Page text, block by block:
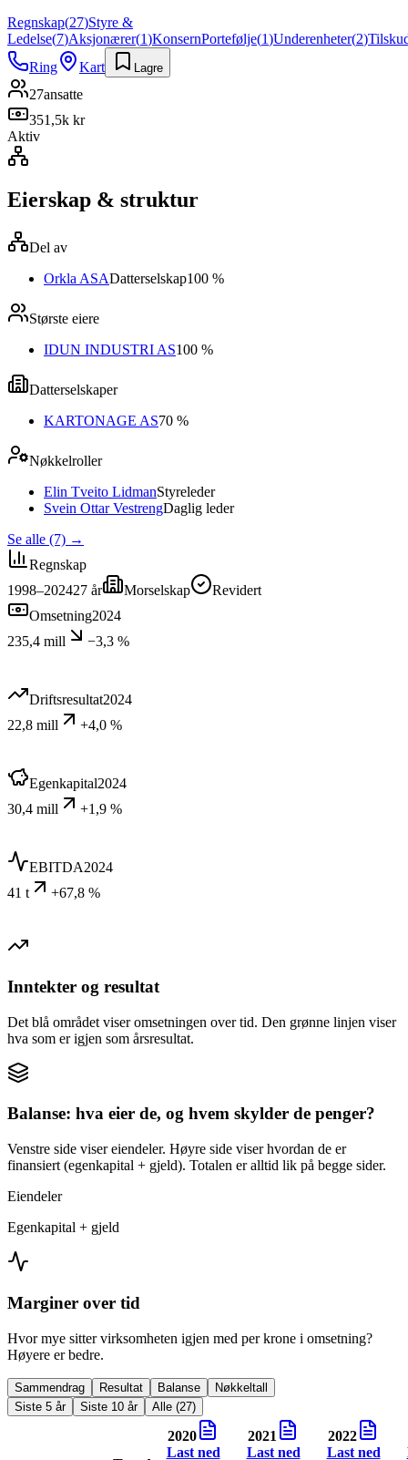
Regnskap(27)Styre &
Ledelse(7)Aksjonærer(1)KonsernPortefølje(1)Underenheter(2)
Ring
Kart Lagre
27ansatte
351,5k kr
Aktiv
Eierskap & struktur
Del av
Orkla ASADatterselskap100 %
Største eiere
IDUN INDUSTRI AS100 %
Datterselskaper
KARTONAGE AS70 %
Nøkkelroller
Elin Tveito LidmanStyreleder
Svein Ottar VestrengDaglig leder
Se alle (7) →
Regnskap
1998–202427 år Morselskap
Revidert
Omsetning2024
235,4 mill
−3,3 %
Driftsresultat2024
22,8 mill
+4,0 %
Egenkapital2024
30,4 mill
+1,9 %
EBITDA2024
41 t
+67,8 %
Inntekter og resultat
Det blå området viser omsetningen over tid. Den grønne linjen viser
hva som er igjen som årsresultat.
Balanse: hva eier de, og hvem skylder de penger?
Venstre side viser eiendeler. Høyre side viser hvordan de er
finansiert (egenkapital + gjeld). Totalen er alltid lik på begge sider.
Eiendeler
Egenkapital + gjeld
Marginer over tid
Hvor mye sitter virksomheten igjen med per krone i omsetning?
Høyere er bedre.
Sammendrag Resultat Balanse
Nøkkeltall
Siste 5 år
Siste 10 år Alle (27)
2020
Last ned
2021
Last ned
2022
Last ned